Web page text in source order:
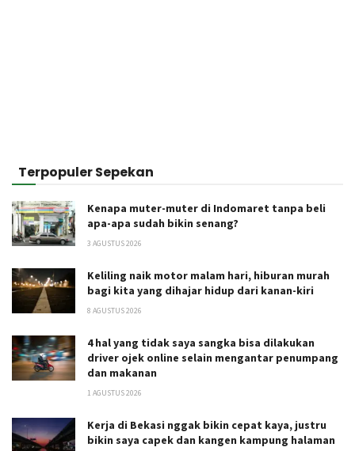
Terpopuler Sepekan
Kenapa muter-muter di Indomaret tanpa beli
apa-apa sudah bikin senang?
3 AGUSTUS 2026
Keliling naik motor malam hari, hiburan murah
bagi kita yang dihajar hidup dari kanan-kiri
8 AGUSTUS 2026
4 hal yang tidak saya sangka bisa dilakukan
driver ojek online selain mengantar penumpang
dan makanan
1 AGUSTUS 2026
Kerja di Bekasi nggak bikin cepat kaya, justru
bikin saya capek dan kangen kampung halaman